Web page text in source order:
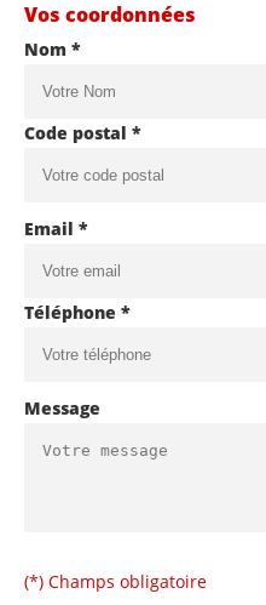
Vos coordonnées
Nom *
Code postal *
Email *
Téléphone *
Message
(*) Champs obligatoire